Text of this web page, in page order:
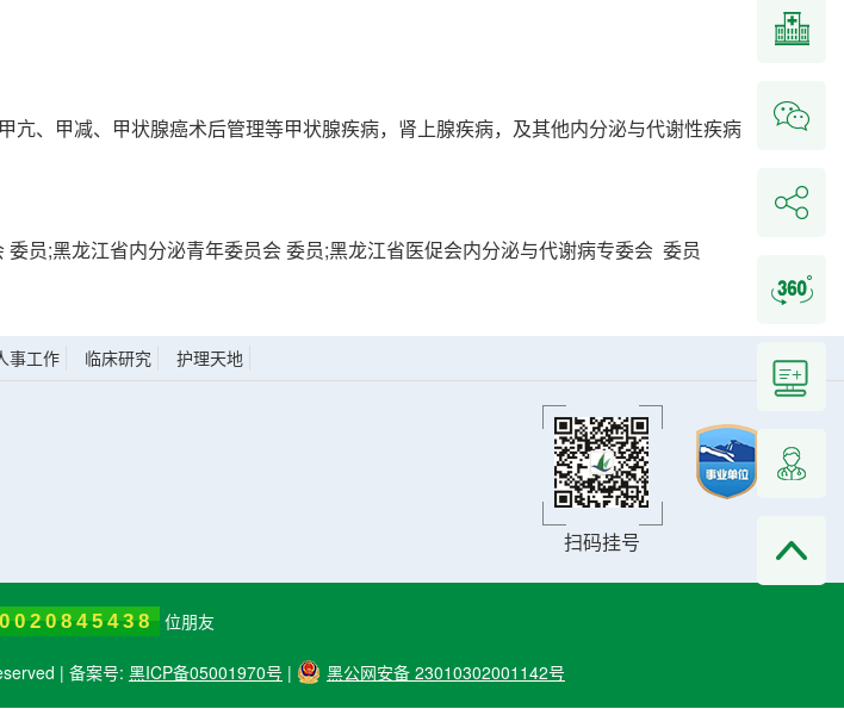
、甲减、甲状腺癌术后管理等甲状腺疾病，肾上腺疾病，及其他内分泌与代谢性疾病
员;黑龙江省内分泌青年委员会 委员;黑龙江省医促会内分泌与代谢病专委会 委员
事工作 临床研究 护理天地
扫码挂号
0020845438 位朋友
| 备案号: 黑ICP备05001970号 | 黑公网安备 23010302001142号